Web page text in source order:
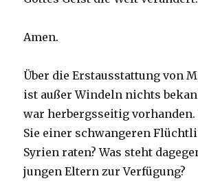
Amen.
Über die Erstausstattung von
ist außer Windeln nichts
war herbergsseitig vorhanden.
Sie einer schwangeren
Syrien raten? Was steht
jungen Eltern zur Verfügung?